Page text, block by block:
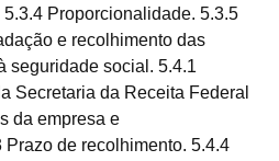
Proporcionalidade. 5.3.5
e recolhimento das
seguridade social. 5.4.1
Secretaria da Receita Federal
da empresa e
de recolhimento. 5.4.4